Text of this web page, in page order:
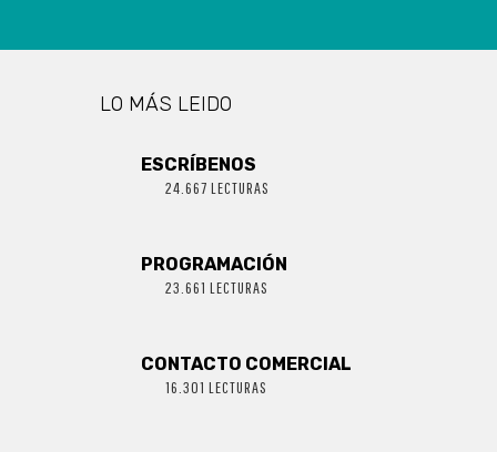
LO MÁS LEIDO
ESCRÍBENOS
24.667 LECTURAS
PROGRAMACIÓN
23.661 LECTURAS
CONTACTO COMERCIAL
16.301 LECTURAS